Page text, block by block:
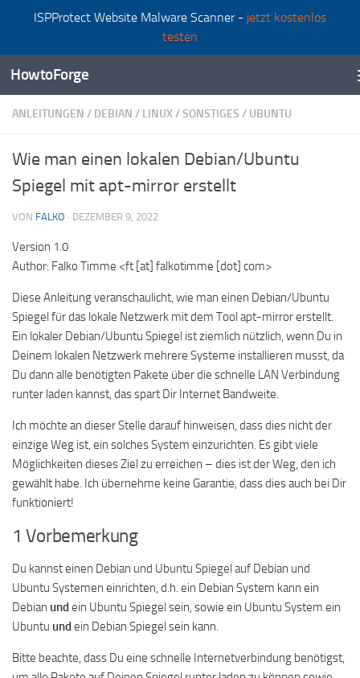
ISPProtect Website Malware Scanner - jetzt kostenlos
testen
Zum Inhalt springen
HowtoForge
ANLEITUNGEN / DEBIAN / LINUX/SONSTIGES / UBUNTU
Wie man einen lokalen Debian/Ubuntu
Spiegel mit apt-mirror erstellt
VON FALKO · DEZEMBER 9, 2022
Version 1.0
Author: Falko Timme <ft [at] falkotimme [dot] com>
Diese Anleitung veranschaulicht, wie man einen Debian/Ubuntu
Spiegel für das lokale Netzwerk mit dem Tool apt-mirror erstellt.
Ein lokaler Debian/Ubuntu Spiegel ist ziemlich nützlich, wenn Du in
Deinem lokalen Netzwerk mehrere Systeme installieren musst, da
Du dann alle benötigten Pakete über die schnelle LAN Verbindung
runter laden kannst, das spart Dir Internet Bandweite.
Ich möchte an dieser Stelle darauf hinweisen, dass dies nicht der
einzige Weg ist, ein solches System einzurichten. Es gibt viele
Möglichkeiten dieses Ziel zu erreichen – dies ist der Weg, den ich
gewählt habe. Ich übernehme keine Garantie, dass dies auch bei Dir
funktioniert!
1 Vorbemerkung
Du kannst einen Debian und Ubuntu Spiegel auf Debian und
Ubuntu Systemen einrichten, d.h. ein Debian System kann ein
Debian und ein Ubuntu Spiegel sein, sowie ein Ubuntu System ein
Ubuntu und ein Debian Spiegel sein kann.
Bitte beachte, dass Du eine schnelle Internetverbindung benötigst,